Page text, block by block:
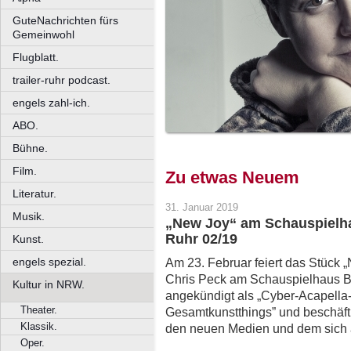
GuteNachrichten fürs
Gemeinwohl
Flugblatt.
trailer-ruhr podcast.
engels zahl-ich.
ABO.
Bühne.
Film.
Literatur.
Musik.
Kunst.
engels spezial.
Kultur in NRW.
Theater.
Klassik.
Oper.
Zu etwas Neuem
31. Januar 2019
„New Joy“ am
Ruhr 02/19
Am 23. Februar feiert das Stück
Chris Peck am Schauspielhaus
angekündigt als „Cyber-
Gesamtkunstthings” und
den neuen Medien und dem